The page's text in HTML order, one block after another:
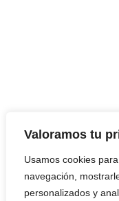
Valoramos tu
Usamos cookies
navegación,
personalizados y